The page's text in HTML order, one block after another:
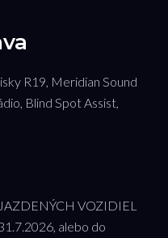
R19, Meridian Sound
Blind Spot Assist,
VOZIDIEL
alebo do